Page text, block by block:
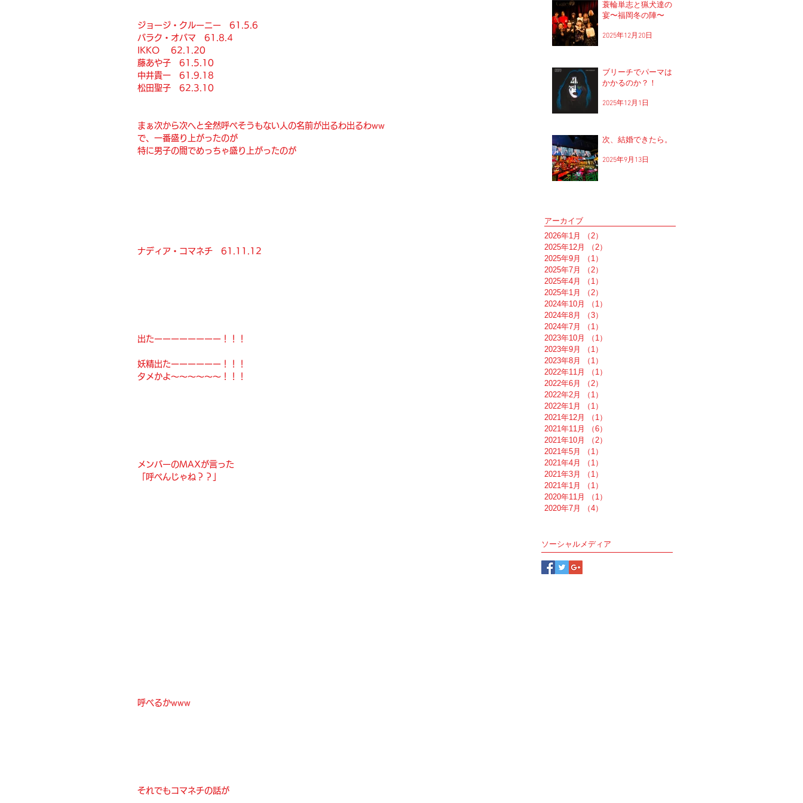
ジョージ・クルーニー　61.5.6
バラク・オバマ　61.8.4
IKKO 　62.1.20
藤あや子　61.5.10
中井貴一　61.9.18
松田聖子　62.3.10
まぁ次から次へと全然呼べそうもない人の名前が出るわ出るわww
で、一番盛り上がったのが
特に男子の間でめっちゃ盛り上がったのが
ナディア・コマネチ　61.11.12
出たーーーーーーーー！！！
妖精出たーーーーーー！！！
タメかよ〜〜〜〜〜〜！！！
メンバーのMAXが言った
「呼べんじゃね？？」
呼べるかwww
それでもコマネチの話が
蓑輪単志と猟犬達の
宴〜福岡冬の陣〜
2025年12月20日
ブリーチでパーマは
かかるのか？！
2025年12月1日
次、結婚できたら。
2025年9月13日
アーカイブ
2026年1月 （2）
2025年12月
（2）
2025年9月
（1）
2025年7月
（2）
2025年4月
（1）
2025年1月
（2）
2024年10月
（1）
2024年8月
（3）
2024年7月
（1）
2023年10月
（1）
2023年9月
（1）
2023年8月
（1）
2022年11月
（1）
2022年6月
（2）
2022年2月
（1）
2022年1月
（1）
2021年12月
（1）
2021年11月
（6）
2021年10月
（2）
2021年5月
（1）
2021年4月
（1）
2021年3月
（1）
2021年1月
（1）
2020年11月
（1）
2020年7月
（4）
ソーシャルメディア